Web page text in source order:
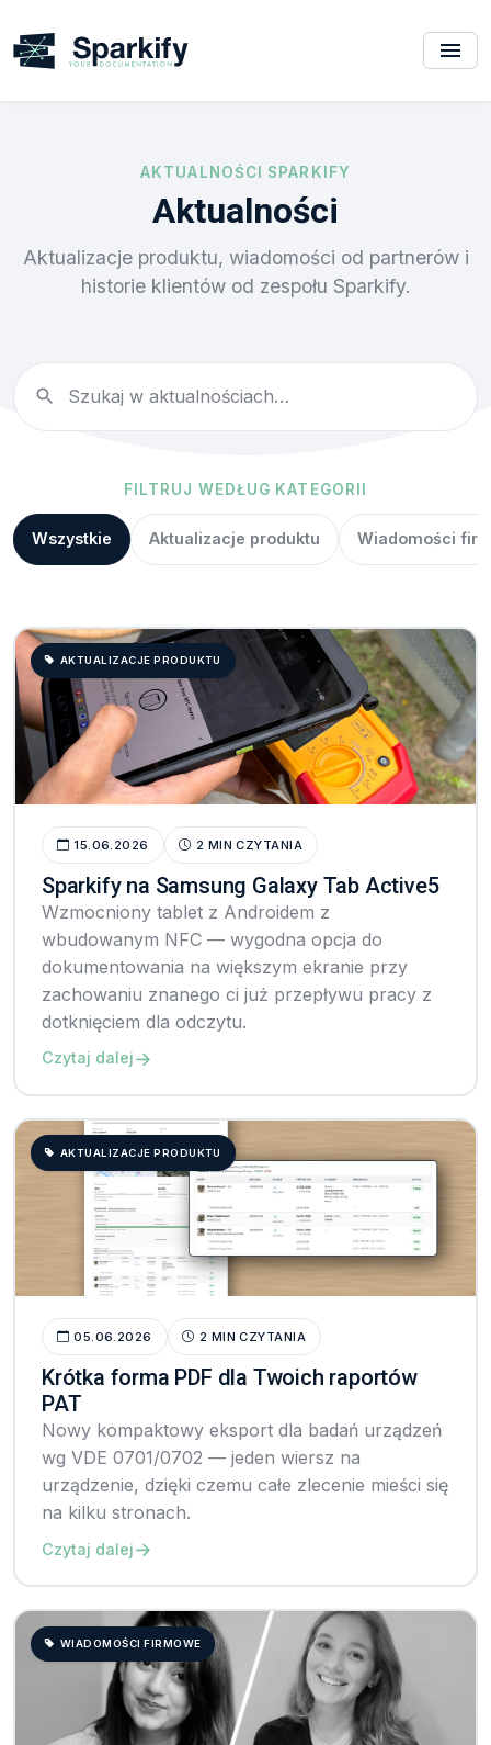
AKTUALNOŚCI SPARKIFY
Aktualności
Aktualizacje produktu, wiadomości od partnerów i
historie klientów od zespołu Sparkify.
FILTRUJ WEDŁUG KATEGORII
Wszystkie Aktualizacje produktu Wiadomości
AKTUALIZACJE PRODUKTU
15.06.2026 2 MIN CZYTANIA
Sparkify na Samsung Galaxy Tab Active5
Wzmocniony tablet z Androidem z
wbudowanym NFC — wygodna opcja do
dokumentowania na większym ekranie przy
zachowaniu znanego ci już przepływu pracy z
dotknięciem dla odczytu.
Czytaj dalej→
AKTUALIZACJE PRODUKTU
05.06.2026 2 MIN CZYTANIA
Krótka forma PDF dla Twoich raportów
PAT
Nowy kompaktowy eksport dla badań urządzeń
wg VDE 0701/0702 — jeden wiersz na
urządzenie, dzięki czemu całe zlecenie mieści się
na kilku stronach.
Czytaj dalej→
WIADOMOŚCI FIRMOWE